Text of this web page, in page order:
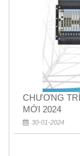
CHƯƠNG
MỚI 2024
30-01-2024